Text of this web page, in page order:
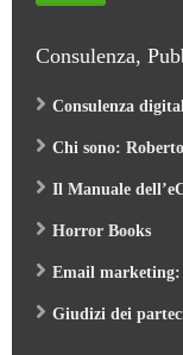
Consulenza,
Consulenza
Chi sono:
Il Manuale
Horror Books
Email marketing:
Giudizi dei